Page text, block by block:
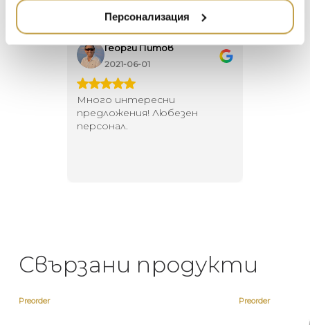
Персонализация
Георги Питов
2021-06-01
Много интересни
предложения! Любезен
персонал.
Свързани продукти
Preorder Preorder
ZUIVER
DUTCHBONE